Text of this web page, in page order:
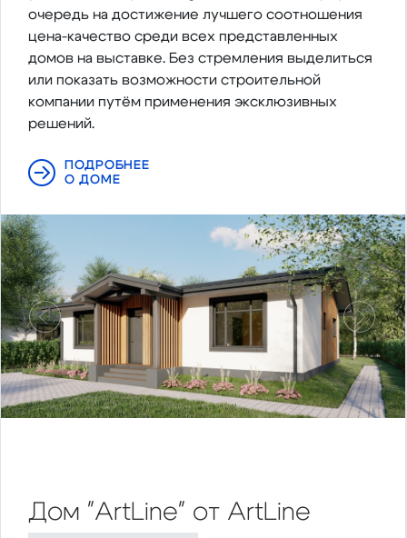
очередь на достижение лучшего соотношения
цена-качество среди всех представленных
домов на выставке. Без стремления выделиться
или показать возможности строительной
компании путём применения эксклюзивных
решений.
ПОДРОБНЕЕ
О ДОМЕ
Предыдущий
Дом "ArtLine" от ArtLine